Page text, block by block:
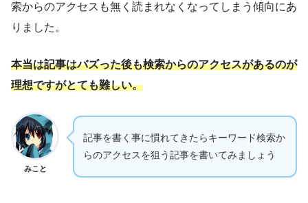
索からのアクセスも無く読まれなくなってしまう傾向にあ
りました。
本当は記事はバズった後も検索からのアクセスがあるのが
理想ですがとても難しい。
みこと
記事を書く事に慣れてきたらキーワード検索か
らのアクセスを狙う記事を書いてみましょう